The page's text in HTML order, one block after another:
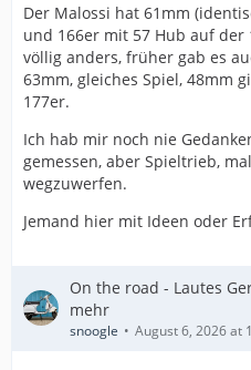
Der Malossi hat 61mm
und 166er mit 57 Hub auf der
völlig anders, früher gab es
63mm, gleiches Spiel, 48mm
177er.
Ich hab mir noch nie
gemessen, aber Spieltrieb,
wegzuwerfen.
Jemand hier mit Ideen oder
On the road - Lautes
mehr
snoogle August 6, 2026 at